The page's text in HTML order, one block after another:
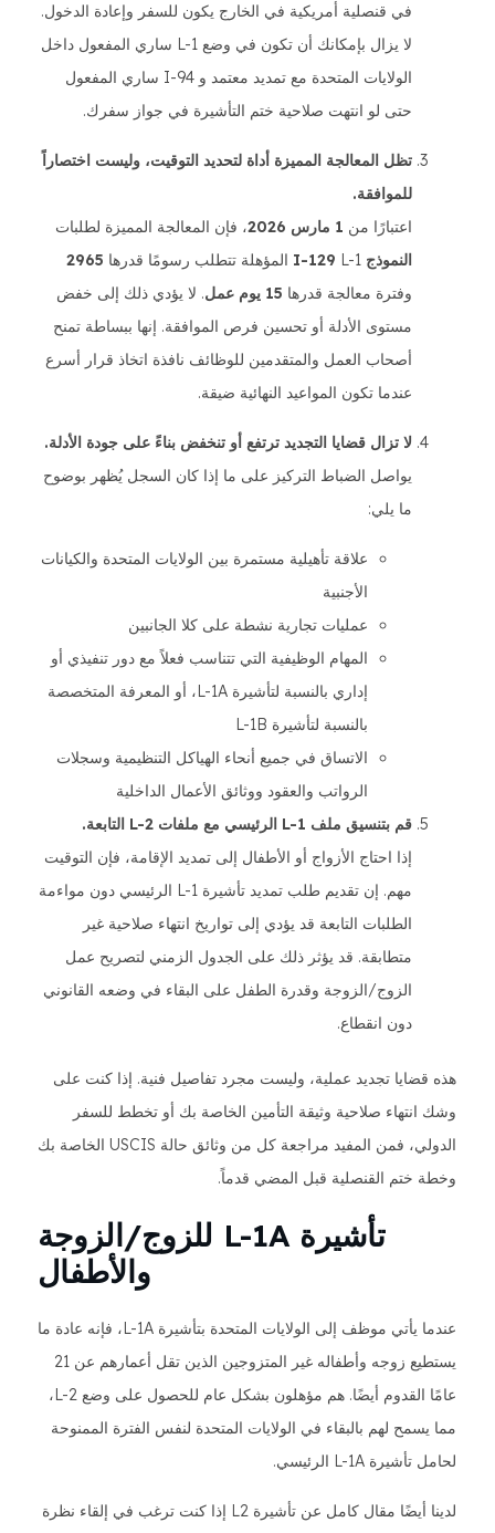
في قنصلية أمريكية في الخارج يكون للسفر وإعادة الدخول.
لا يزال بإمكانك أن تكون في وضع L-1 ساري المفعول داخل
الولايات المتحدة مع تمديد معتمد و I-94 ساري المفعول
حتى لو انتهت صلاحية ختم التأشيرة في جواز سفرك.
تظل المعالجة المميزة أداة لتحديد التوقيت، وليست اختصاراً
للموافقة.
اعتبارًا من 1 مارس 2026
، فإن المعالجة المميزة لطلبات
النموذج I-129 L-1 المؤهلة تتطلب رسومًا قدرها
2965
وفترة معالجة قدرها 15 يوم عمل
. لا يؤدي ذلك إلى خفض
مستوى الأدلة أو تحسين فرص الموافقة. إنها ببساطة تمنح
أصحاب العمل والمتقدمين للوظائف نافذة اتخاذ قرار أسرع
عندما تكون المواعيد النهائية ضيقة.
لا تزال قضايا التجديد ترتفع أو تنخفض بناءً على جودة الأدلة.
يواصل الضباط التركيز على ما إذا كان السجل يُظهر بوضوح
ما يلي:
علاقة تأهيلية مستمرة بين الولايات المتحدة والكيانات
الأجنبية
عمليات تجارية نشطة على كلا الجانبين
المهام الوظيفية التي تتناسب فعلاً مع دور تنفيذي أو
إداري بالنسبة لتأشيرة L-1A، أو المعرفة المتخصصة
بالنسبة لتأشيرة L-1B
الاتساق في جميع أنحاء الهياكل التنظيمية وسجلات
الرواتب والعقود ووثائق الأعمال الداخلية
قم بتنسيق ملف L-1 الرئيسي مع ملفات L-2 التابعة.
إذا احتاج الأزواج أو الأطفال إلى تمديد الإقامة، فإن التوقيت
مهم. إن تقديم طلب تمديد تأشيرة L-1 الرئيسي دون مواءمة
الطلبات التابعة قد يؤدي إلى تواريخ انتهاء صلاحية غير
متطابقة. قد يؤثر ذلك على الجدول الزمني لتصريح عمل
الزوج/الزوجة وقدرة الطفل على البقاء في وضعه القانوني
دون انقطاع.
هذه قضايا تجديد عملية، وليست مجرد تفاصيل فنية. إذا كنت على
وشك انتهاء صلاحية وثيقة التأمين الخاصة بك أو تخطط للسفر
الدولي، فمن المفيد مراجعة كل من وثائق حالة USCIS الخاصة بك
وخطة ختم القنصلية قبل المضي قدماً.
تأشيرة L-1A للزوج/الزوجة
والأطفال
عندما يأتي موظف إلى الولايات المتحدة بتأشيرة L-1A، فإنه عادة ما
يستطيع زوجه وأطفاله غير المتزوجين الذين تقل أعمارهم عن 21
عامًا القدوم أيضًا. هم مؤهلون بشكل عام للحصول على وضع L-2،
مما يسمح لهم بالبقاء في الولايات المتحدة لنفس الفترة الممنوحة
لحامل تأشيرة L-1A الرئيسي.
لدينا أيضًا مقال كامل عن تأشيرة L2 إذا كنت ترغب في إلقاء نظرة